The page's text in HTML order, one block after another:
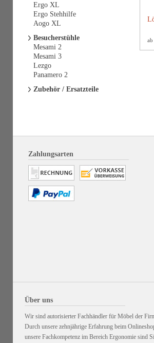
ab
Ergo XL
Ergo Stehhilfe
Aogo XL
Besucherstühle
Mesami 2
Mesami 3
Lezgo
Panamero 2
Zubehör / Ersatzteile
Zahlungsarten
Über uns
Wir sind autorisierter Fachhändler für Möbel der
Durch unsere zehnjährige Erfahrung beim
unsere Fachkompetenz im Bereich Ergonomie sind